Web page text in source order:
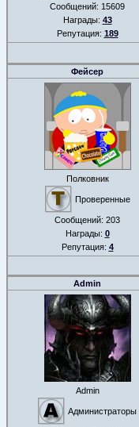
Сообщений: 15609
Награды: 43
Репутация: 189
Фейсер
Полковник
Проверенные
Сообщений: 203
Награды: 0
Репутация: 4
Admin
Admin
Администраторы